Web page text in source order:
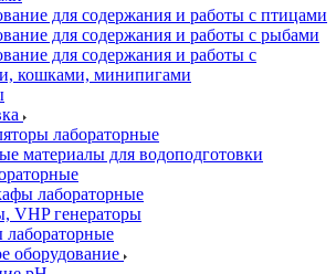
для содержания и работы с птицами
для содержания и работы с рыбами
для содержания и работы с
кошками, минипигами
лабораторные
материалы для водоподготовки
лабораторные
VHP генераторы
лабораторные
оборудование